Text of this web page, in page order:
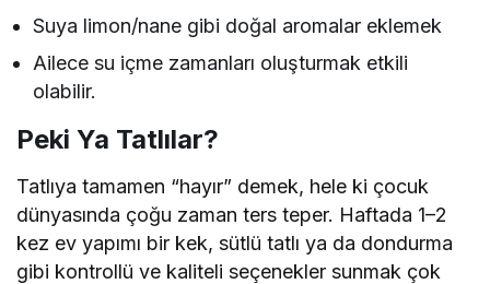
Suya limon/nane gibi doğal aromalar eklemek
Ailece su içme zamanları oluşturmak etkili
olabilir.
Peki Ya Tatlılar?
Tatlıya tamamen “hayır” demek, hele ki çocuk
dünyasında çoğu zaman ters teper. Haftada 1–2
kez ev yapımı bir kek, sütlü tatlı ya da dondurma
gibi kontrollü ve kaliteli seçenekler sunmak çok